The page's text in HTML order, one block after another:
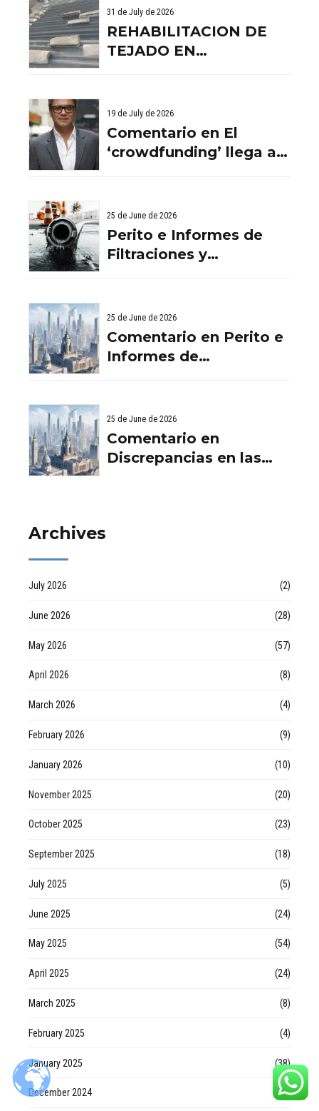
31 de July de 2026
REHABILITACION DE
TEJADO EN
19 de July de 2026
Comentario en El
‘crowdfunding’ llega al
llega al ladrillo por
Comentario en El
‘crowdfunding’ llega al
Aurema Group - Grupo
Aurema -
Rehabilitaciones y
25 de June de 2026
Perito e Informes de
Filtraciones y
Debes Saber
25 de June de 2026
Comentario en Perito e
Informes de
Viviendas: Lo Que
Debes Saber por
empresa de desatascos
25 de June de 2026
Comentario en
Discrepancias en las
Archives
July 2026 (2)
June 2026 (28)
May 2026 (57)
April 2026 (8)
March 2026 (4)
February 2026 (9)
January 2026 (10)
November 2025 (20)
October 2025 (23)
September 2025 (18)
July 2025 (5)
June 2025 (24)
May 2025 (54)
April 2025 (24)
March 2025 (8)
February 2025 (4)
January 2025 (38)
December 2024 (6)